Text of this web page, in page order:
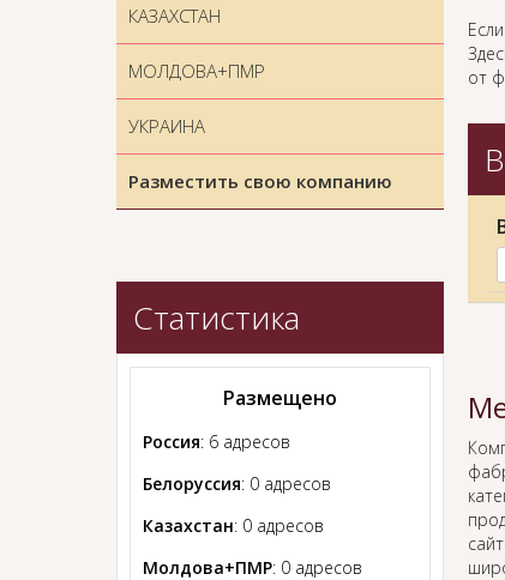
от
КАЗАХСТАН
МОЛДОВА+ПМР
УКРАИНА
Разместить свою компанию
Статистика
Размещено
Россия: 6 адресов
Белоруссия: 0 адресов
Казахстан: 0 адресов
Молдова+ПМР: 0 адресов